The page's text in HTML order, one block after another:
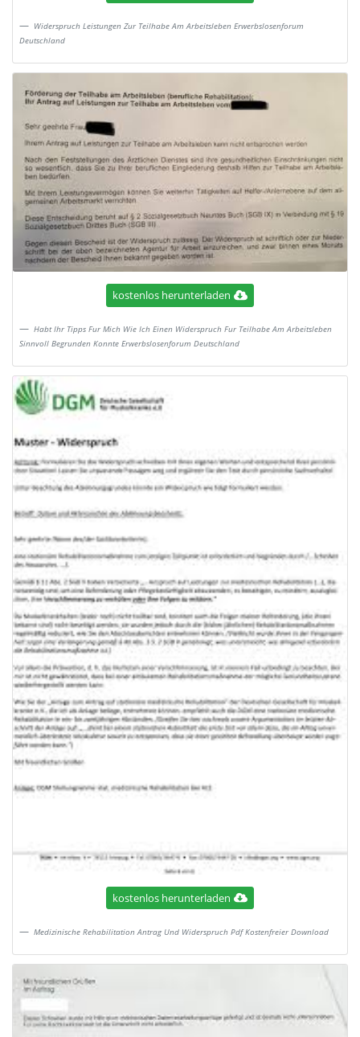
Widerspruch Leistungen Zur Teilhabe Am Arbeitsleben Erwerbslosenforum
Deutschland
kostenlos herunterladen
Habt Ihr Tipps Fur Mich Wie Ich Einen Widerspruch Fur Teilhabe Am Arbeitsleben
Sinnvoll Begrunden Konnte Erwerbslosenforum Deutschland
kostenlos herunterladen
Medizinische Rehabilitation Antrag Und Widerspruch Pdf Kostenfreier Download